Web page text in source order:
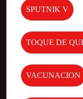
SPUTNIK V
TOQUE DE
VACUNACION